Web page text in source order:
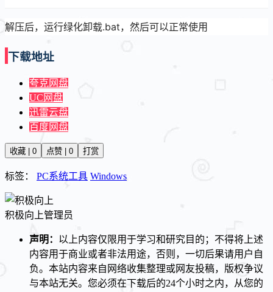
解压后，运行绿化卸载.bat，然后可以正常使用
下载地址
夸克网盘
UC网盘
迅雷云盘
百度网盘
收藏 | 0 点赞 | 0 打赏
标签： PC系统工具 Windows
积极向上管理员
声明： 以上内容仅限用于学习和研究目的；不得将上述
内容用于商业或者非法用途，否则，一切后果请用户自
负。本站内容来自网络收集整理或网友投稿，版权争议
与本站无关。您必须在下载后的24个小时之内，从您的